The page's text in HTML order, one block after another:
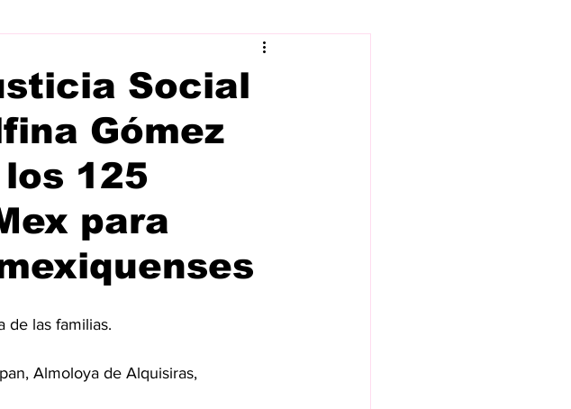
Social
Gómez
125
para
de las familias.
Almoloya de Alquisiras,